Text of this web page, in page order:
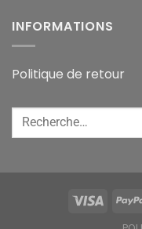
INFORMATIONS
Politique de retour